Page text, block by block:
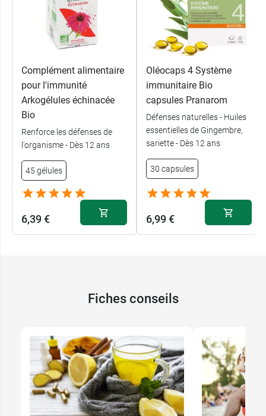
Complément alimentaire
pour l'immunité
Arkogélules échinacée
Bio
Renforce les défenses de
l'organisme - Dès 12 ans
45 gélules
6,39 €
Oléocaps 4 Système
immunitaire Bio
capsules Pranarom
Défenses naturelles - Huiles
essentielles de Gingembre,
sariette - Dès 12 ans
30 capsules
6,99 €
Fiches conseils